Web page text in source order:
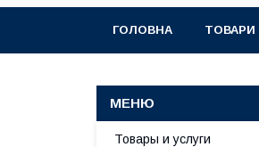
ГОЛОВНА ТОВАРИ
Товары и услуги